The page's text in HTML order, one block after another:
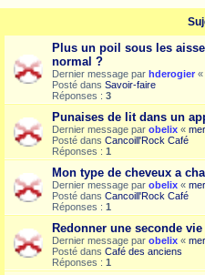
Plus un poil sous les
normal ?
Dernier message par hderogier «
Posté dans Savoir-faire
Réponses : 3
Punaises de lit dans un
Dernier message par obelix «
Posté dans Cancoill'Rock Café
Réponses : 1
Mon type de cheveux a
Dernier message par obelix «
Posté dans Cancoill'Rock Café
Réponses : 1
Redonner une seconde
Dernier message par obelix «
Posté dans Café des anciens
Réponses : 1